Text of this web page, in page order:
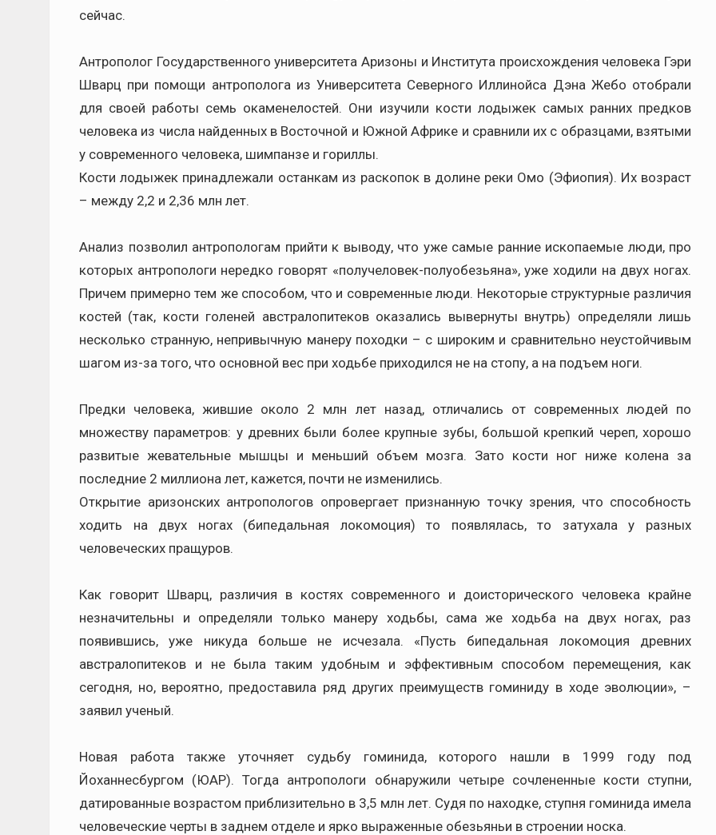
сейчас.
Антрополог Государственного университета Аризоны и Института происхождения человека Гэри
Шварц при помощи антрополога из Университета Северного Иллинойса Дэна Жебо отобрали
для своей работы семь окаменелостей. Они изучили кости лодыжек самых ранних предков
человека из числа найденных в Восточной и Южной Африке и сравнили их с образцами, взятыми
у современного человека, шимпанзе и гориллы.
Кости лодыжек принадлежали останкам из раскопок в долине реки Омо (Эфиопия). Их возраст
– между 2,2 и 2,36 млн лет.
Анализ позволил антропологам прийти к выводу, что уже самые ранние ископаемые люди, про
которых антропологи нередко говорят «получеловек-полуобезьяна», уже ходили на двух ногах.
Причем примерно тем же способом, что и современные люди. Некоторые структурные различия
костей (так, кости голеней австралопитеков оказались вывернуты внутрь) определяли лишь
несколько странную, непривычную манеру походки – с широким и сравнительно неустойчивым
шагом из-за того, что основной вес при ходьбе приходился не на стопу, а на подъем ноги.
Предки человека, жившие около 2 млн лет назад, отличались от современных людей по
множеству параметров: у древних были более крупные зубы, большой крепкий череп, хорошо
развитые жевательные мышцы и меньший объем мозга. Зато кости ног ниже колена за
последние 2 миллиона лет, кажется, почти не изменились.
Открытие аризонских антропологов опровергает признанную точку зрения, что способность
ходить на двух ногах (бипедальная локомоция) то появлялась, то затухала у разных
человеческих пращуров.
Как говорит Шварц, различия в костях современного и доисторического человека крайне
незначительны и определяли только манеру ходьбы, сама же ходьба на двух ногах, раз
появившись, уже никуда больше не исчезала. «Пусть бипедальная локомоция древних
австралопитеков и не была таким удобным и эффективным способом перемещения, как
сегодня, но, вероятно, предоставила ряд других преимуществ гоминиду в ходе эволюции», –
заявил ученый.
Новая работа также уточняет судьбу гоминида, которого нашли в 1999 году под
Йоханнесбургом (ЮАР). Тогда антропологи обнаружили четыре сочлененные кости ступни,
датированные возрастом приблизительно в 3,5 млн лет. Судя по находке, ступня гоминида имела
человеческие черты в заднем отделе и ярко выраженные обезьяньи в строении носка.